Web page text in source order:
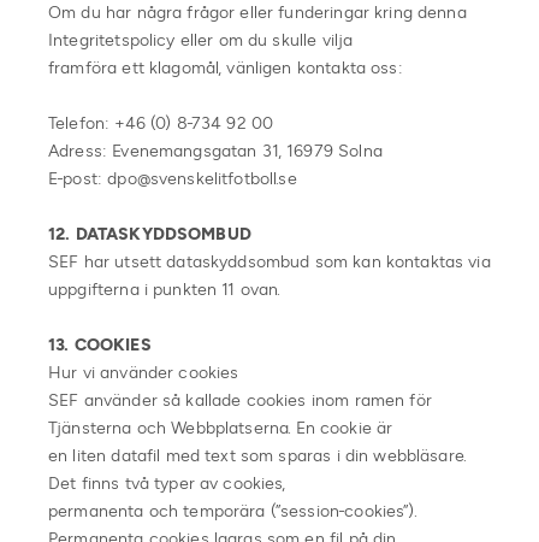
Om du har några frågor eller funderingar kring denna
Integritetspolicy eller om du skulle vilja
framföra ett klagomål, vänligen kontakta oss:
Telefon: +46 (0) 8-734 92 00
Adress: Evenemangsgatan 31, 16979 Solna
E-post: dpo@svenskelitfotboll.se
12. DATASKYDDSOMBUD
SEF har utsett dataskyddsombud som kan kontaktas via
uppgifterna i punkten 11 ovan.
13. COOKIES
Hur vi använder cookies
SEF använder så kallade cookies inom ramen för
Tjänsterna och Webbplatserna. En cookie är
en liten datafil med text som sparas i din webbläsare.
Det finns två typer av cookies,
permanenta och temporära (”session-cookies”).